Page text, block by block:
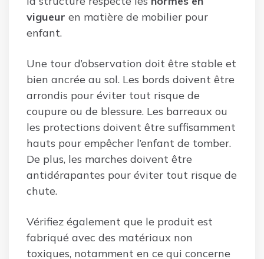
vigueur en matière de mobilier pour
enfant.
Une tour d’observation doit être stable et
bien ancrée au sol. Les bords doivent être
arrondis pour éviter tout risque de
coupure ou de blessure. Les barreaux ou
les protections doivent être suffisamment
hauts pour empêcher l’enfant de tomber.
De plus, les marches doivent être
antidérapantes pour éviter tout risque de
chute.
Vérifiez également que le produit est
fabriqué avec des matériaux non
toxiques, notamment en ce qui concerne